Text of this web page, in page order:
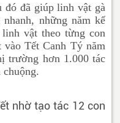
đó đã giúp linh vật gà
những năm kế
vật theo từng con
Tết Canh Tý năm
trường hơn 1.000 tác